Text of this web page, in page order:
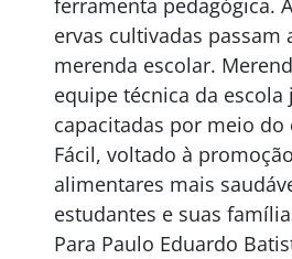
ferramenta pedagógica.
ervas cultivadas passam
merenda escolar.
equipe técnica da escola
capacitadas por meio do
Fácil, voltado à
alimentares mais
estudantes e suas
Para Paulo Eduardo